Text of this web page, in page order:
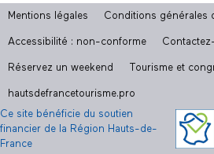
Mentions légales Conditions générales
Accessibilité : non-conforme
Réservez un weekend Tourisme et
hautsdefrancetourisme.pro
Ce site bénéficie du soutien
financier de la Région Hauts-de-
France